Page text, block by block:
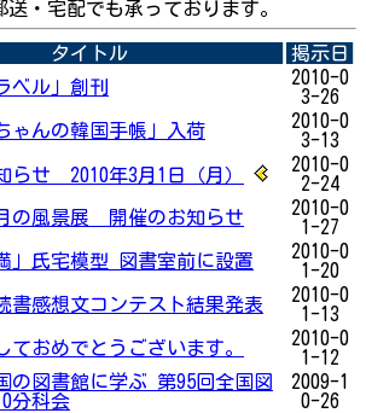
・宅配でも承っております。
タイトル
掲示日
ベル」創刊
2010-0
3-26
ゃんの韓国手帳」入荷
2010-0
3-13
らせ 2010年3月1日（月）
2010-0
2-24
の風景展 開催のお知らせ
2010-0
1-27
」氏宅模型 図書室前に設置
2010-0
1-20
書感想文コンテスト結果発表
2010-0
1-13
ておめでとうございます。
2010-0
1-12
の図書館に学ぶ 第95回全国図
分科会
2009-1
0-26